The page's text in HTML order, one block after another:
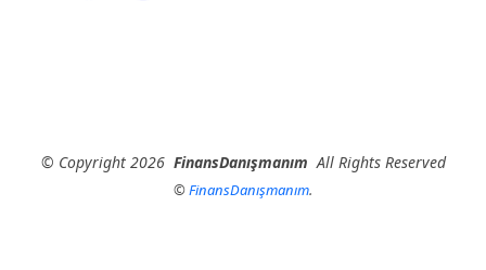
© Copyright2026 FinansDanışmanım All Rights Reserved
©FinansDanışmanım.